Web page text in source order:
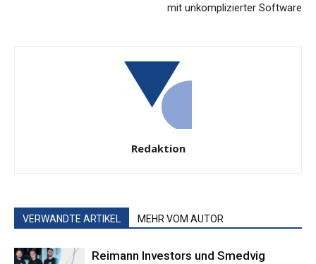
mit unkomplizierter Software
Redaktion
VERWANDTE ARTIKEL MEHR VOM AUTOR
Reimann Investors und Smedvig